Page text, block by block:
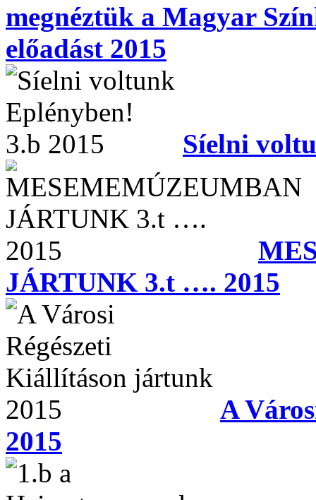
megnéztük a Magyar
előadást 2015
Síelni
JÁRTUNK 3.t …. 2015
A
2015